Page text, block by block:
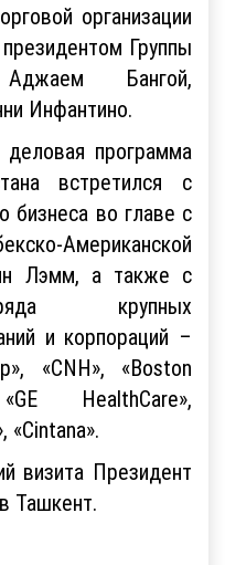
организации
Группы
Бангой,
Инфантино.
программа
встретился с
бизнеса во главе с
Американской
Лэмм, а также с
крупных
и корпораций –
«СNH», «Boston
HealthCare»,
«Cintana».
визита Президент
Ташкент.